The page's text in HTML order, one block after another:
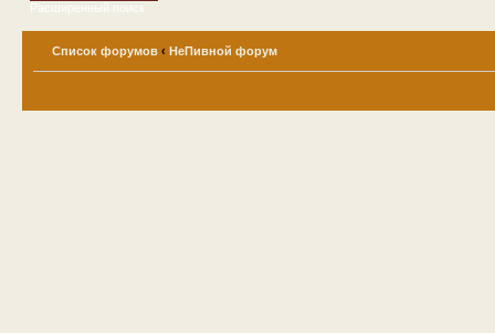
Расширенный поиск
Список форумов ‹ НеПивной форум